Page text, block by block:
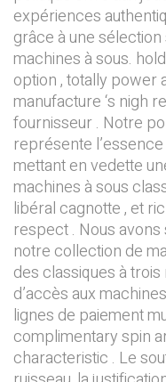
expériences
grâce à une
machines à sous.
option , totally power
manufacture ‘s nigh
fournisseur . Notre
représente
mettant en vedette
machines à sous
libéral cagnotte , et
respect . Nous
notre collection de
des classiques à
d’accès aux
lignes de paiement
complimentary spin
characteristic . Le